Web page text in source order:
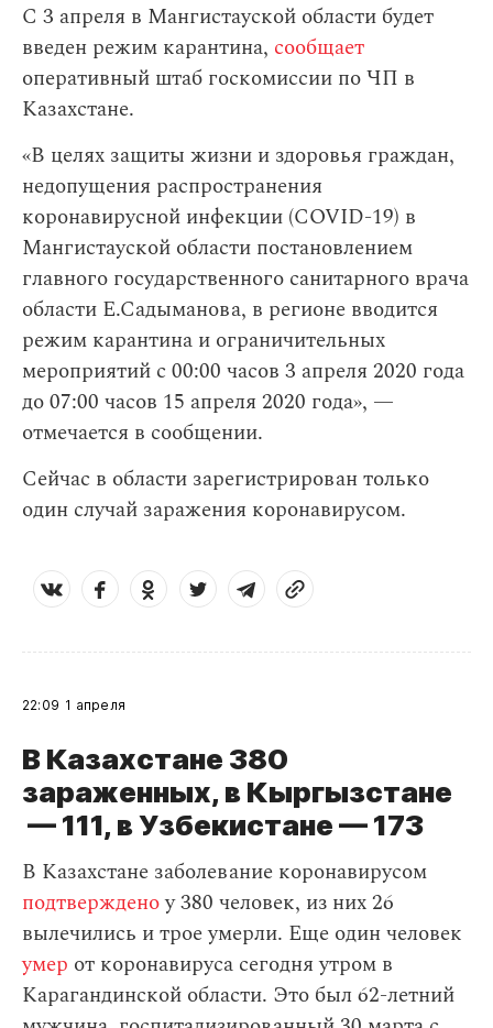
С 3 апреля в Мангистауской области будет
введен режим карантина, сообщает
оперативный штаб госкомиссии по ЧП в
Казахстане.
«В целях защиты жизни и здоровья граждан,
недопущения распространения
коронавирусной инфекции (COVID-19) в
Мангистауской области постановлением
главного государственного санитарного врача
области Е.Садыманова, в регионе вводится
режим карантина и ограничительных
мероприятий с 00:00 часов 3 апреля 2020 года
до 07:00 часов 15 апреля 2020 года», —
отмечается в сообщении.
Сейчас в области зарегистрирован только
один случай заражения коронавирусом.
22:09 1 апреля
В Казахстане 380
зараженных, в Кыргызстане
— 111, в Узбекистане — 173
В Казахстане заболевание коронавирусом
подтвержденоу 380 человек, из них 26
вылечились и трое умерли. Еще один человек
умер от коронавируса сегодня утром в
Карагандинской области. Это был 62-летний